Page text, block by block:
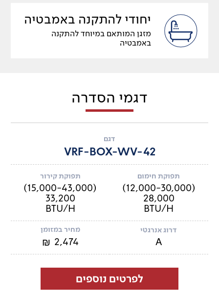
יחודי להתקנה באמבטיה
מזגן המותאם במיוחד להתקנה
באמבטיה
דגמי הסדרה
דגם
VRF-BOX-WV-42
תפוקת חימום
(12,000-30,000)
28,000
BTU/H
תפוקת קירור
(15,000-43,000)
33,200
BTU/H
דרוג אנרגטי
A
מחיר במזומן
₪ 2,474
לפרטים נוספים